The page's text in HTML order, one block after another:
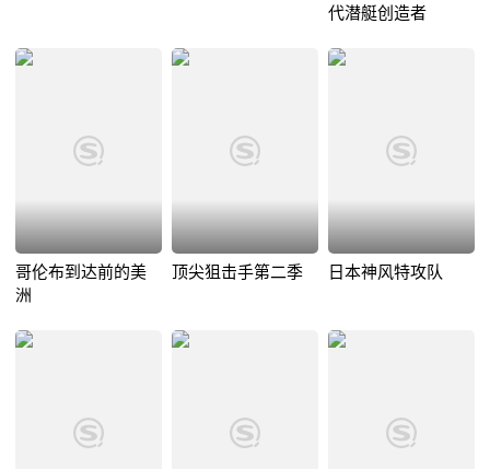
代潜艇创造者
哥伦布到达前的美
洲
顶尖狙击手第二季 日本神风特攻队